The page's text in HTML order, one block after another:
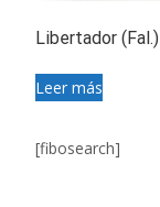
Libertador (Fal.)
Leer más
[fibosearch]